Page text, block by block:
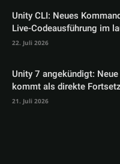
Unity CLI: Neues
Live-Codeausführung im
22. Juli 2026
Unity 7 angekündigt:
kommt als direkte
21. Juli 2026